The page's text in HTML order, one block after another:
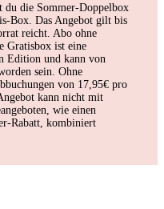
du die Sommer-Doppelbox
Box. Das Angebot gilt bis
reicht. Abo ohne
Gratisbox ist eine
Edition und kann von
sein. Ohne
von 17,95€ pro
kann nicht mit
wie einen
Rabatt, kombiniert